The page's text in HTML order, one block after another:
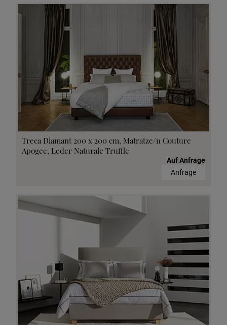
Treca Diamant 200 x 200 cm, Matratze/n Couture
Apogee, Leder Naturale Truffle
Auf Anfrage
Anfrage